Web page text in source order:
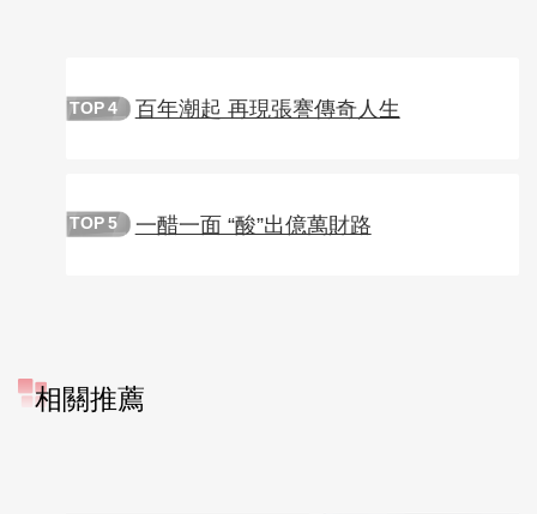
TOP 4 百年潮起 再現張謇傳奇人生
TOP 5 一醋一面 “酸”出億萬財路
相關推薦